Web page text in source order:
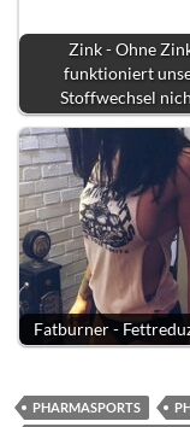
Zink - Ohne
funktioniert
Stoffwechsel
Fatburner -
PHARMASPORTS